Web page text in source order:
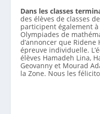
Dans les classes
des élèves de classes
participent également
Olympiades de
d’annoncer que
épreuve individuelle.
élèves Hamadeh Lina,
Geovanny et Mourad
la Zone. Nous les